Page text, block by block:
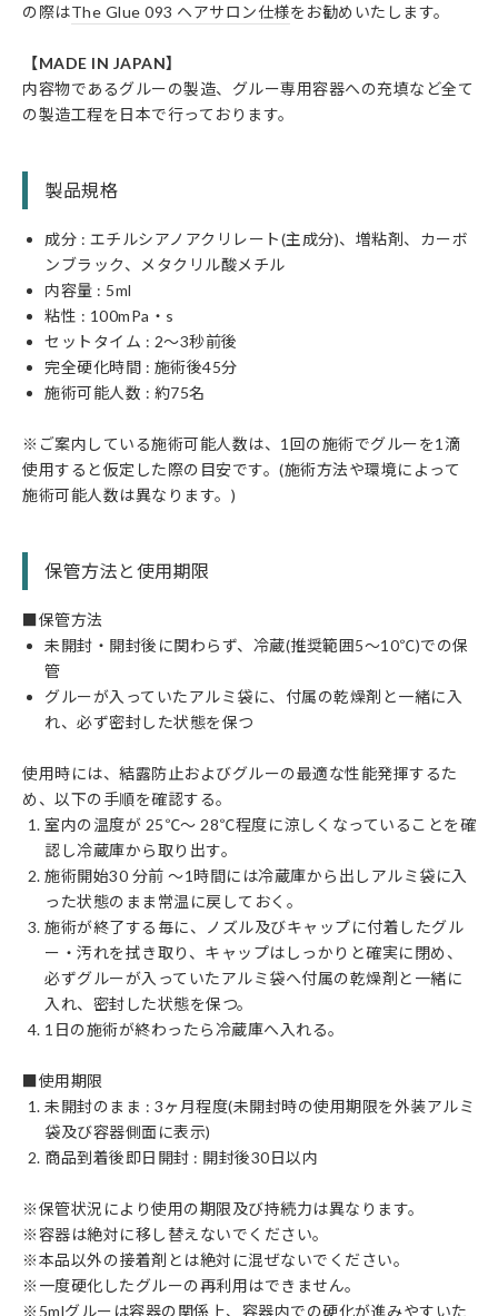
の際はThe Glue 093 ヘアサロン仕様をお勧めいたします。
【MADE IN JAPAN】
内容物であるグルーの製造、グルー専用容器への充填など全て
の製造工程を日本で行っております。
製品規格
成分 : エチルシアノアクリレート(主成分)、増粘剤、カーボ
ンブラック、メタクリル酸メチル
内容量 : 5ml
粘性 : 100mPa・s
セットタイム : 2〜3秒前後
完全硬化時間 : 施術後45分
施術可能人数 : 約75名
※ご案内している施術可能人数は、1回の施術でグルーを1滴
使用すると仮定した際の目安です。(施術方法や環境によって
施術可能人数は異なります。)
保管方法と使用期限
■保管方法
未開封・開封後に関わらず、冷蔵(推奨範囲5〜10℃)での保
管
グルーが入っていたアルミ袋に、付属の乾燥剤と一緒に入
れ、必ず密封した状態を保つ
使用時には、結露防止およびグルーの最適な性能発揮するた
め、以下の手順を確認する。
室内の温度が 25℃〜 28℃程度に涼しくなっていることを確
認し冷蔵庫から取り出す。
施術開始30 分前 〜1時間には冷蔵庫から出しアルミ袋に入
った状態のまま常温に戻しておく。
施術が終了する毎に、ノズル及びキャップに付着したグル
ー・汚れを拭き取り、キャップはしっかりと確実に閉め、
必ずグルーが入っていたアルミ袋へ付属の乾燥剤と一緒に
入れ、密封した状態を保つ。
1日の施術が終わったら冷蔵庫へ入れる。
■使用期限
未開封のまま : 3ヶ月程度(未開封時の使用期限を外装アルミ
袋及び容器側面に表示)
商品到着後即日開封 : 開封後30日以内
※保管状況により使用の期限及び持続力は異なります。
※容器は絶対に移し替えないでください。
※本品以外の接着剤とは絶対に混ぜないでください。
※一度硬化したグルーの再利用はできません。
※5mlグルーは容器の関係上、容器内での硬化が進みやすいた